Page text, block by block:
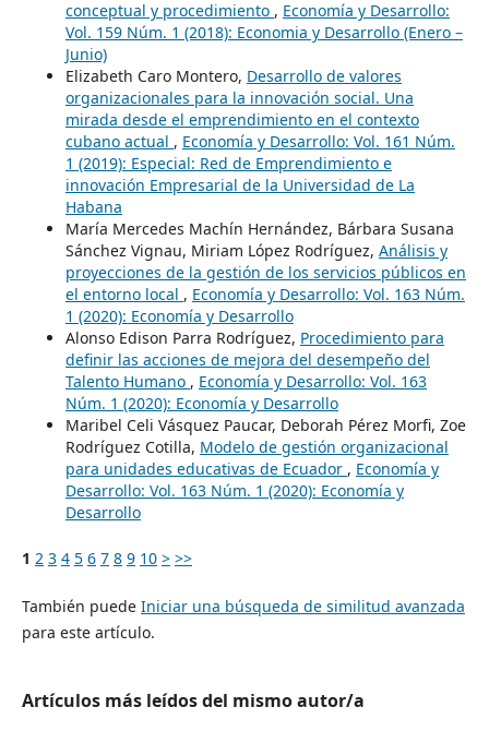
conceptual y procedimiento , Economía y Desarrollo:
Vol. 159 Núm. 1 (2018): Economia y Desarrollo (Enero –
Junio)
Elizabeth Caro Montero, Desarrollo de valores
organizacionales para la innovación social. Una
mirada desde el emprendimiento en el contexto
cubano actual , Economía y Desarrollo: Vol. 161 Núm.
1 (2019): Especial: Red de Emprendimiento e
innovación Empresarial de la Universidad de La
Habana
María Mercedes Machín Hernández, Bárbara Susana
Sánchez Vignau, Miriam López Rodríguez, Análisis y
proyecciones de la gestión de los servicios públicos en
el entorno local , Economía y Desarrollo: Vol. 163 Núm.
1 (2020): Economía y Desarrollo
Alonso Edison Parra Rodríguez, Procedimiento para
definir las acciones de mejora del desempeño del
Talento Humano , Economía y Desarrollo: Vol. 163
Núm. 1 (2020): Economía y Desarrollo
Maribel Celi Vásquez Paucar, Deborah Pérez Morfi, Zoe
Rodríguez Cotilla, Modelo de gestión organizacional
para unidades educativas de Ecuador , Economía y
Desarrollo: Vol. 163 Núm. 1 (2020): Economía y
Desarrollo
1 2 3 4 5 6 7 8 9 10 > >>
También puede Iniciar una búsqueda de similitud avanzada
para este artículo.
Artículos más leídos del mismo autor/a